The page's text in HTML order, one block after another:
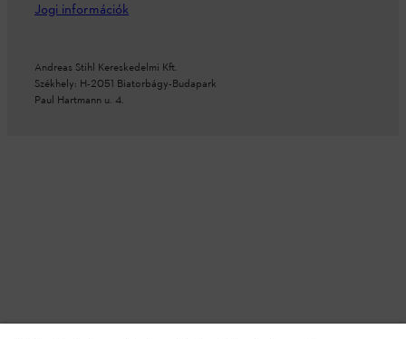
Jogi információk
Andreas Stihl Kereskedelmi Kft.
Székhely: H-2051 Biatorbágy-Budapark
Paul Hartmann u. 4.